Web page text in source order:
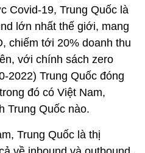
Covid-19, Trung Quốc là
lớn nhất thế giới, mang
chiếm tới 20% doanh thu
với chính sách zero
2022) Trung Quốc đóng
đó có Việt Nam,
Trung Quốc nào.
Trung Quốc là thị